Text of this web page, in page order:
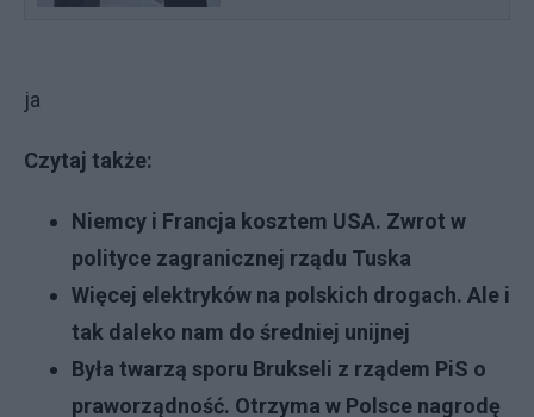
ja
Czytaj także:
Niemcy i Francja kosztem USA. Zwrot w
polityce zagranicznej rządu Tuska
Więcej elektryków na polskich drogach. Ale i
tak daleko nam do średniej unijnej
Była twarzą sporu Brukseli z rządem PiS o
praworządność. Otrzyma w Polsce nagrodę